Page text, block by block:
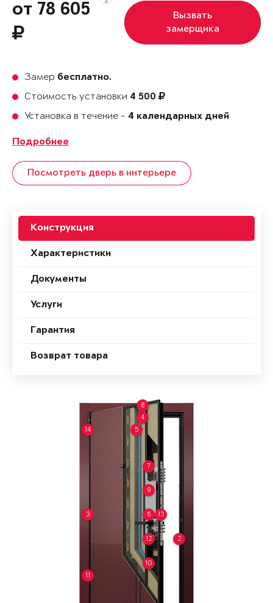
от 78 605
Вызвать
замерщика
Замер бесплатно.
Стоимость установки 4 500
Установка в течение - 4 календарных дней
Подробнее
Посмотреть дверь в интерьере
Конструкция
Характеристики
Документы
Услуги
Гарантия
Возврат товара
2
3
4
5
6
7
8
9
10
11
12
13
14